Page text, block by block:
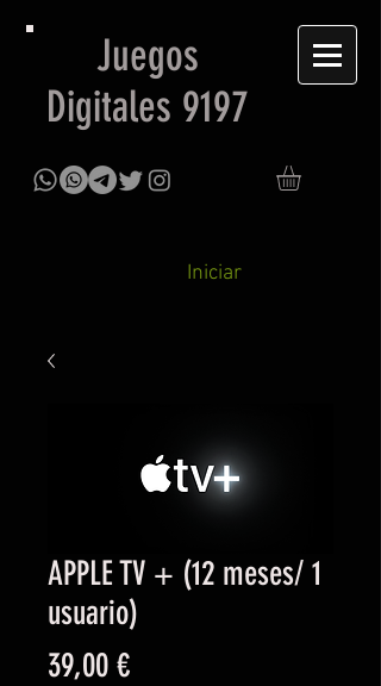
Juegos
Digitales 9197
Iniciar
APPLE TV + (12 meses/ 1
usuario)
39,00 €Precio